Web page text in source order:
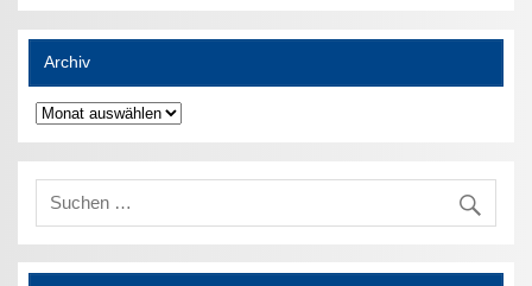
Archiv
Archiv